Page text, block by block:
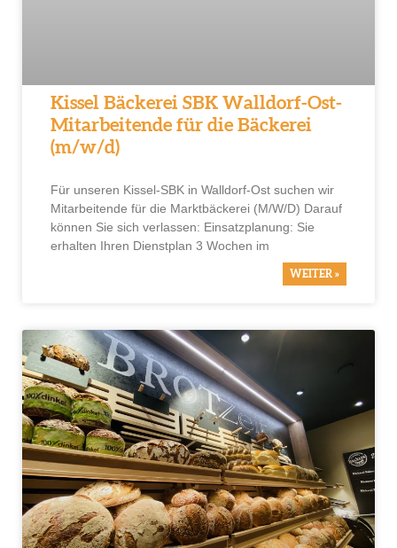
Kissel Bäckerei SBK Walldorf-Ost-
Mitarbeitende für die Bäckerei
(m/w/d)
Für unseren Kissel-SBK in Walldorf-Ost suchen wir
Mitarbeitende für die Marktbäckerei (M/W/D) Darauf
können Sie sich verlassen: Einsatzplanung: Sie
erhalten Ihren Dienstplan 3 Wochen im
WEITER »